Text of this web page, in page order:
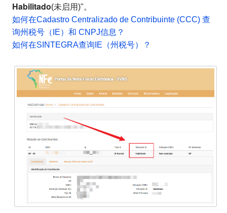
Habilitado(未启用)"。
如何在Cadastro Centralizado de Contribuinte (CCC) 查
询州税号（IE）和 CNPJ信息？
如何在SINTEGRA查询IE（州税号）？